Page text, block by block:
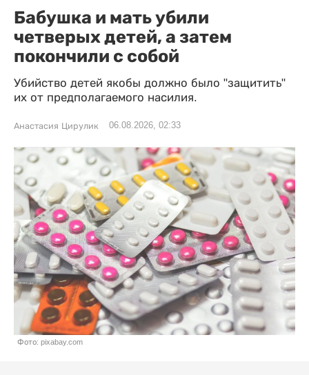
Бабушка и мать убили
четверых детей, а затем
покончили с собой
Убийство детей якобы должно было "защитить"
их от предполагаемого насилия.
Анастасия Цирулик 06.08.2026, 02:33
Фото: pixabay.com